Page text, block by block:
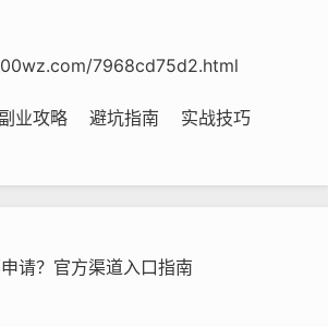
7968cd75d2.html
副业攻略 避坑指南
实战技巧
请？官方渠道入口指南